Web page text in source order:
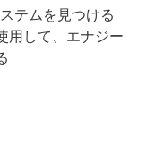
テムを見つける
用して、エナジー